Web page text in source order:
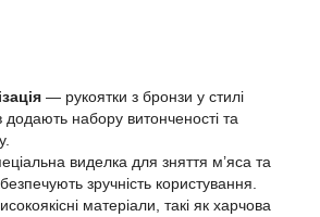
— рукоятки з бронзи у стилі
набору витонченості та
виделка для зняття м’яса та
зручність користування.
матеріали, такі як харчова